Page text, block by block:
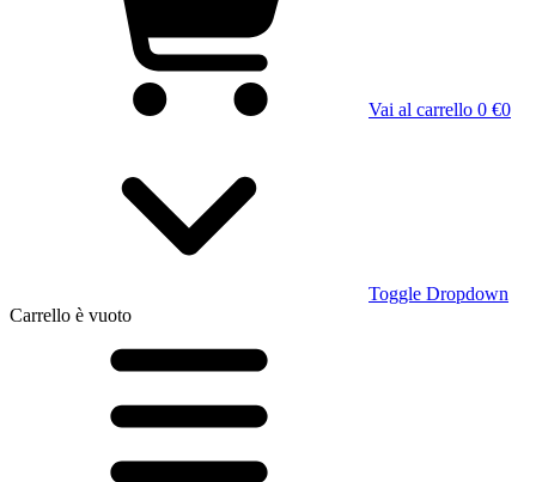
Vai al carrello 0 €0
Toggle Dropdown
Carrello è vuoto